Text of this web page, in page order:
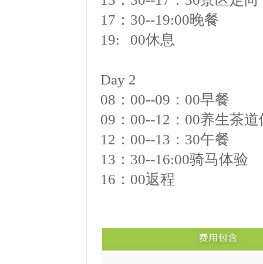
17 ： 30--19:00晚餐
19: 00休息
Day 2
08 ： 00--09 ： 00早餐
09 ： 00--12 ： 00养生茶
12 ： 00--13 ： 30午餐
13 ： 30--16:00骑马体验
16 ： 00返程